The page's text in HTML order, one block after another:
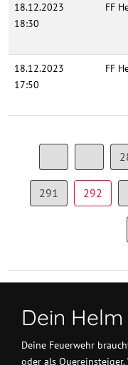
291 292
18.12.2023
18:30
FF
18.12.2023
17:50
FF
Dein
Deine Feuerwehr
oder als